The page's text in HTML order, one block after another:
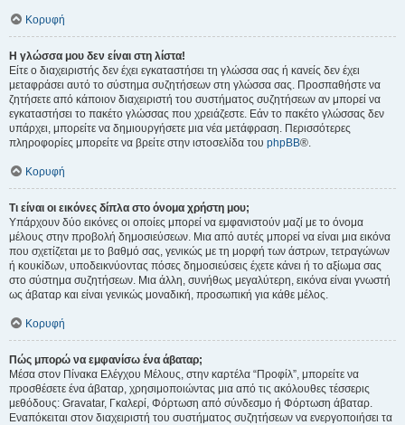
Κορυφή
Η γλώσσα μου δεν είναι στη λίστα!
Είτε ο διαχειριστής δεν έχει εγκαταστήσει τη γλώσσα σας ή κανείς δεν έχει
μεταφράσει αυτό το σύστημα συζητήσεων στη γλώσσα σας. Προσπαθήστε να
ζητήσετε από κάποιον διαχειριστή του συστήματος συζητήσεων αν μπορεί να
εγκαταστήσει το πακέτο γλώσσας που χρειάζεστε. Εάν το πακέτο γλώσσας δεν
υπάρχει, μπορείτε να δημιουργήσετε μια νέα μετάφραση. Περισσότερες
πληροφορίες μπορείτε να βρείτε στην ιστοσελίδα του phpBB®.
Κορυφή
Τι είναι οι εικόνες δίπλα στο όνομα χρήστη μου;
Υπάρχουν δύο εικόνες οι οποίες μπορεί να εμφανιστούν μαζί με το όνομα
μέλους στην προβολή δημοσιεύσεων. Μια από αυτές μπορεί να είναι μια εικόνα
που σχετίζεται με το βαθμό σας, γενικώς με τη μορφή των άστρων, τετραγώνων
ή κουκίδων, υποδεικνύοντας πόσες δημοσιεύσεις έχετε κάνει ή το αξίωμα σας
στο σύστημα συζητήσεων. Μια άλλη, συνήθως μεγαλύτερη, εικόνα είναι γνωστή
ως άβαταρ και είναι γενικώς μοναδική, προσωπική για κάθε μέλος.
Κορυφή
Πώς μπορώ να εμφανίσω ένα άβαταρ;
Μέσα στον Πίνακα Ελέγχου Μέλους, στην καρτέλα “Προφίλ”, μπορείτε να
προσθέσετε ένα άβαταρ, χρησιμοποιώντας μια από τις ακόλουθες τέσσερις
μεθόδους: Gravatar, Γκαλερί, Φόρτωση από σύνδεσμο ή Φόρτωση άβαταρ.
Εναπόκειται στον διαχειριστή του συστήματος συζητήσεων να ενεργοποιήσει τα